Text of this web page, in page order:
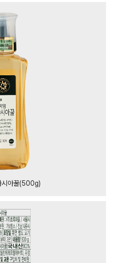
시아꿀(500g)